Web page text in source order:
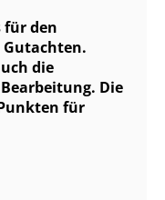
für den
die
Die
für